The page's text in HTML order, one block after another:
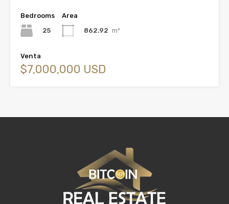
Bedrooms
25
Area
862.92 m²
Venta
$7,000,000 USD